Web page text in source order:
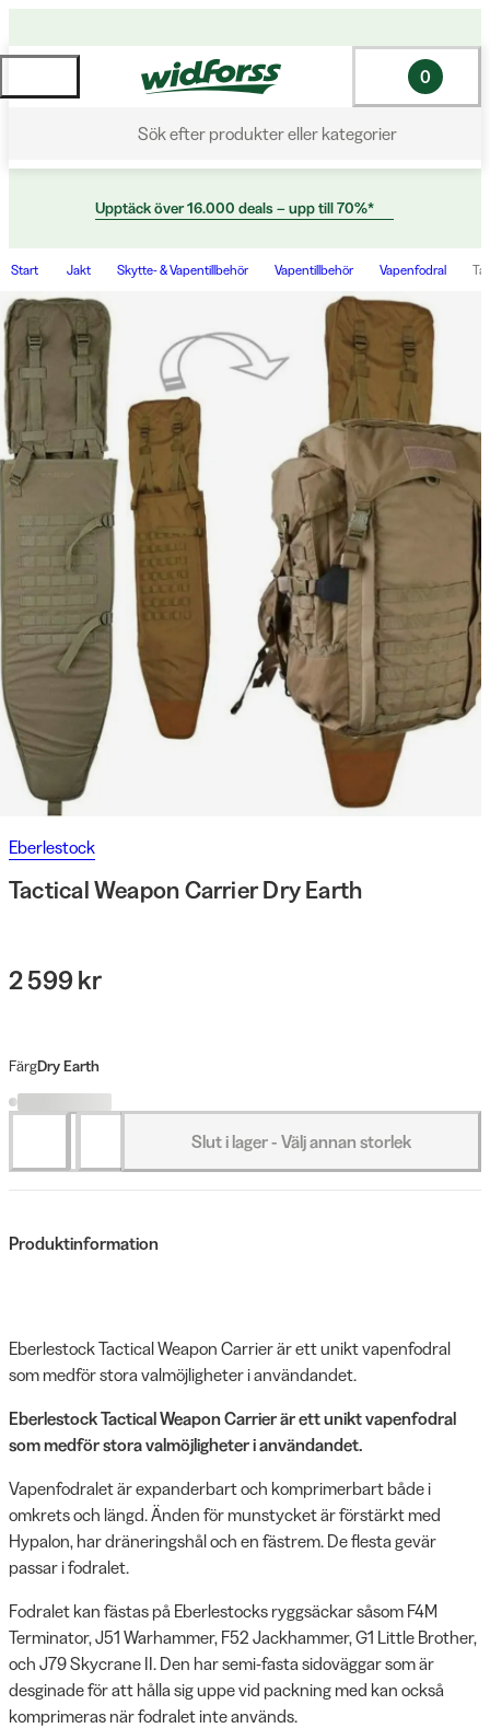
Sök efter produkter eller kategorier
0
Upptäck över 16.000 deals – upp till 70%*
Start Jakt Skytte- & Vapentillbehör Vapentillbehör Vapenfodral
Eberlestock
Tactical Weapon Carrier Dry Earth
2 599 kr
FärgDry Earth
Slut i lager - Välj annan storlek
Produktinformation
Eberlestock Tactical Weapon Carrier är ett unikt vapenfodral
som medför stora valmöjligheter i användandet.
Eberlestock Tactical Weapon Carrier är ett unikt vapenfodral
som medför stora valmöjligheter i användandet.
Vapenfodralet är expanderbart och komprimerbart både i
omkrets och längd. Änden för munstycket är förstärkt med
Hypalon, har dräneringshål och en fästrem. De flesta gevär
passar i fodralet.
Fodralet kan fästas på Eberlestocks ryggsäckar såsom F4M
Terminator, J51 Warhammer, F52 Jackhammer, G1 Little Brother,
och J79 Skycrane II. Den har semi-fasta sidoväggar som är
desginade för att hålla sig uppe vid packning med kan också
komprimeras när fodralet inte används.